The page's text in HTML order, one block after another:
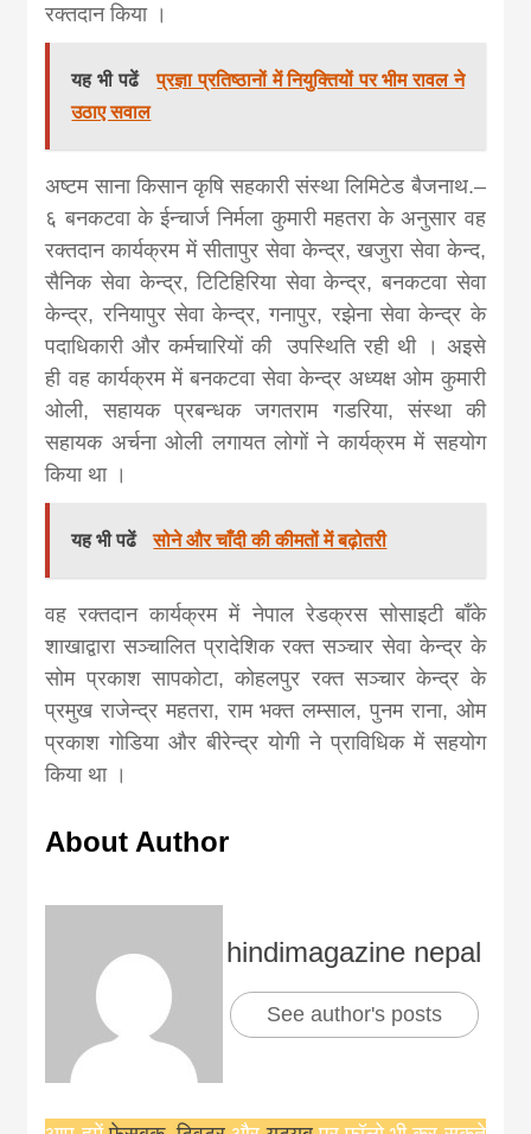
रक्तदान किया ।
यह भी पढें
प्रज्ञा प्रतिष्ठानों में नियुक्तियों पर भीम रावल ने
उठाए सवाल
अष्टम साना किसान कृषि सहकारी संस्था लिमिटेड बैजनाथ.–
६ बनकटवा के ईन्चार्ज निर्मला कुमारी महतरा के अनुसार वह
रक्तदान कार्यक्रम में सीतापुर सेवा केन्द्र, खजुरा सेवा केन्द,
सैनिक सेवा केन्द्र, टिटिहिरिया सेवा केन्द्र, बनकटवा सेवा
केन्द्र, रनियापुर सेवा केन्द्र, गनापुर, रझेना सेवा केन्द्र के
पदाधिकारी और कर्मचारियों की उपस्थिति रही थी । अइसे
ही वह कार्यक्रम में बनकटवा सेवा केन्द्र अध्यक्ष ओम कुमारी
ओली, सहायक प्रबन्धक जगतराम गडरिया, संस्था की
सहायक अर्चना ओली लगायत लोगों ने कार्यक्रम में सहयोग
किया था ।
यह भी पढें सोने और चाँदी की कीमतों में बढ़ोतरी
वह रक्तदान कार्यक्रम में नेपाल रेडक्रस सोसाइटी बाँके
शाखाद्वारा सञ्चालित प्रादेशिक रक्त सञ्चार सेवा केन्द्र के
सोम प्रकाश सापकोटा, कोहलपुर रक्त सञ्चार केन्द्र के
प्रमुख राजेन्द्र महतरा, राम भक्त लम्साल, पुनम राना, ओम
प्रकाश गोडिया और बीरेन्द्र योगी ने प्राविधिक में सहयोग
किया था ।
About Author
hindimagazine nepal
See author's posts